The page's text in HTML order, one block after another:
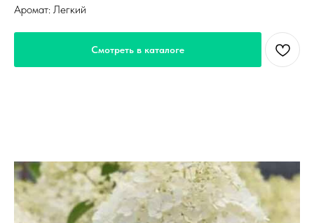
Аромат: Легкий
Смотреть в каталоге